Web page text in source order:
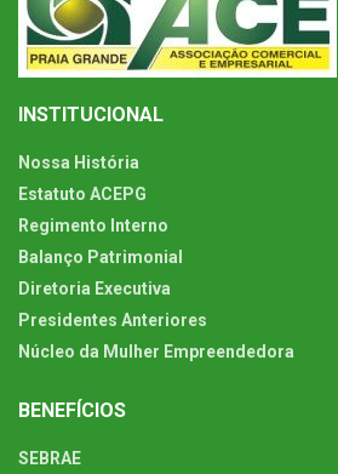
INSTITUCIONAL
Nossa História
Estatuto ACEPG
Regimento Interno
Balanço Patrimonial
Diretoria Executiva
Presidentes Anteriores
Núcleo da Mulher Empreendedora
BENEFÍCIOS
SEBRAE